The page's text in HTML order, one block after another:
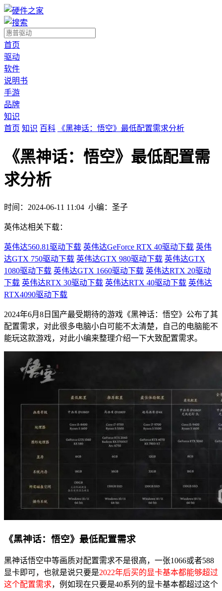
首页
驱动
软件
说明书
手游
品牌
知识
首页 知识 百科 《黑神话：悟空》最低配置需求分析
《黑神话：悟空》最低配置需
求分析
时间：2024-06-11 11:04 小编：圣子
英伟达相关下载：
英伟达560.81驱动下载 英伟达GeForce RTX 40驱动下载 英伟
达GTX 750驱动下载 英伟达GTX 980驱动下载 英伟达GTX
1080驱动下载 英伟达GTX 1660驱动下载 英伟达RTX 20驱动
下载 英伟达RTX 30驱动下载 英伟达RTX 40驱动下载 英伟达
RTX4090驱动下载
2024年6月8日国产最受期待的游戏《黑神话：悟空》公布了其
配置需求，对此很多电脑小白可能不太清楚，自己的电脑能不
能玩这款游戏，对此小编来整理介绍一下大致配置需求。
《黑神话：悟空》最低配置需求
黑神话悟空中等画质对配置需求不是很高，一张1066或者588
显卡即可，也就是说只要是2022年后买的显卡基本都能够超过
这个配置需求，例如现在只要是40系列的显卡基本都超过这个